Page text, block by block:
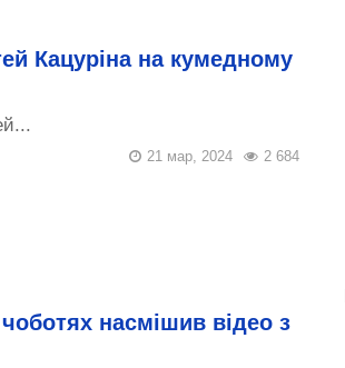
Кацуріна на кумедному
2 684
21 мар, 2024
насмішив відео з